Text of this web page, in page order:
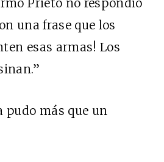
Prieto no respondió
una frase que los
esas armas! Los
pudo más que un